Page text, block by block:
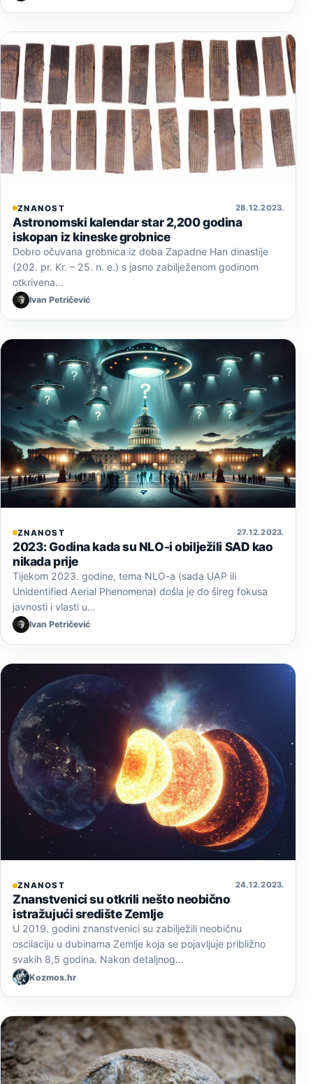
ZNANOST 28. 12. 2023.
Astronomski kalendar star 2,200 godina
iskopan iz kineske grobnice
Dobro očuvana grobnica iz doba Zapadne Han dinastije
(202. pr. Kr. – 25. n. e.) s jasno zabilježenom godinom
otkrivena…
Ivan Petričević
ZNANOST 27. 12. 2023.
2023: Godina kada su NLO-i obilježili SAD kao
nikada prije
Tijekom 2023. godine, tema NLO-a (sada UAP ili
Unidentified Aerial Phenomena) došla je do šireg fokusa
javnosti i vlasti u…
Ivan Petričević
ZNANOST 24. 12. 2023.
Znanstvenici su otkrili nešto neobično
istražujući središte Zemlje
U 2019. godini znanstvenici su zabilježili neobičnu
oscilaciju u dubinama Zemlje koja se pojavljuje približno
svakih 8,5 godina. Nakon detaljnog…
Kozmos.hr